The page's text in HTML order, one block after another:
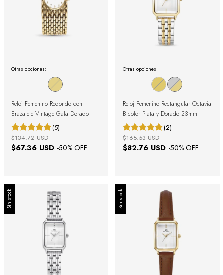
Otras opciones:
Reloj Femenino Redondo con
Brazalete Vintage Gala Dorado
(5)
$67.36 USD -50% OFF
$134.72 USD
Otras opciones:
Reloj Femenino Rectangular Octavia
Bicolor Plata y Dorado 23mm
(2)
$82.76 USD -50% OFF
$165.53 USD
Sin stock Sin stock